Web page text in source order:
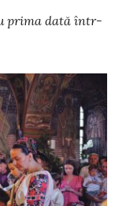
prima dată într-